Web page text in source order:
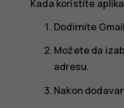
Kada koristite
Dodirnite Gmail
Možete da
adresu.
Nakon